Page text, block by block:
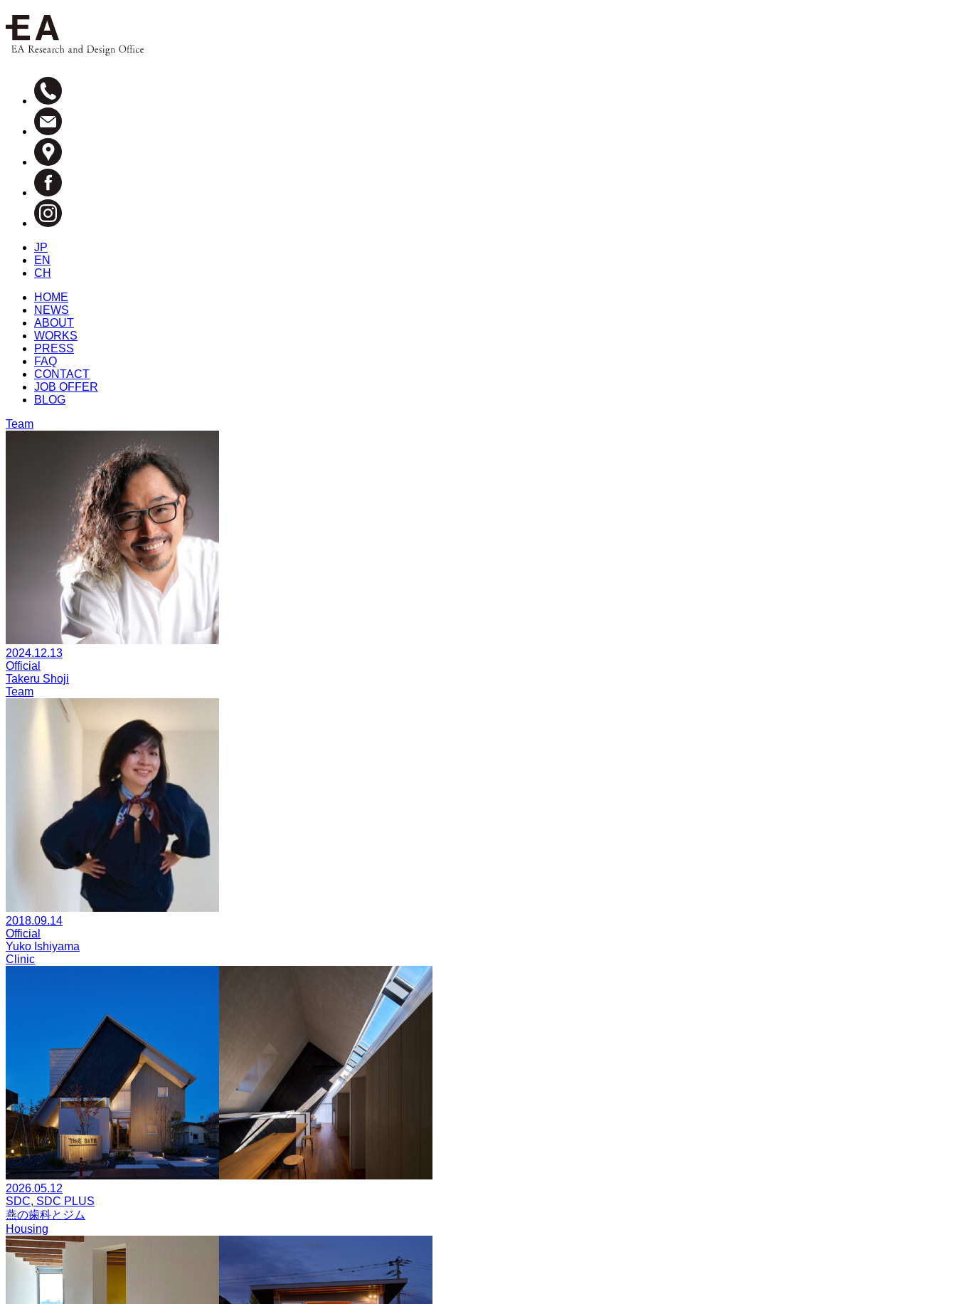
JP
EN
CH
HOME
NEWS
ABOUT
WORKS
PRESS
FAQ
CONTACT
JOB OFFER
BLOG
Team
2024.12.13
Official
Takeru Shoji
Team
2018.09.14
Official
Yuko Ishiyama
Clinic
2026.05.12
SDC, SDC PLUS
燕の歯科とジム
Housing